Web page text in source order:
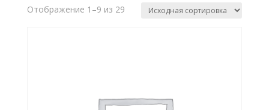
Отображение 1–9 из 29